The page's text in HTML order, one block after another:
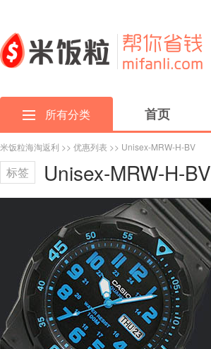
所有分类 首页
米饭粒海淘返利 >> 优惠列表 >> Unisex-MRW-H-BV
标签 Unisex-MRW-H-BV